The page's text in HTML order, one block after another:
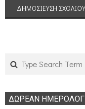
Search
ΔΩΡΕΑΝ